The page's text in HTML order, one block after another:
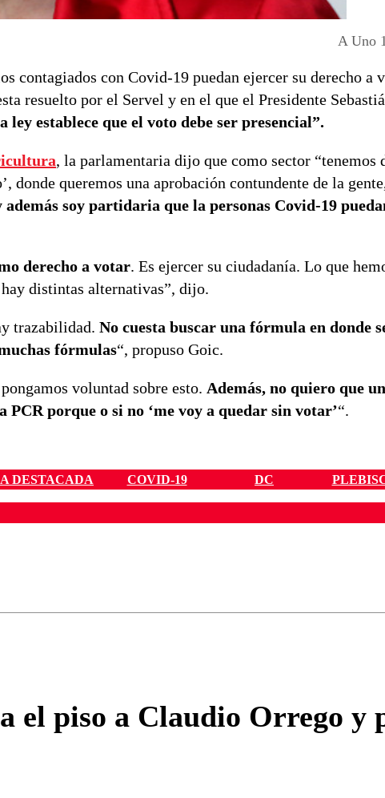
A Uno
contagiados con Covid-19 puedan ejercer su derecho a
resuelto por el Servel y en el que el Presidente
ley establece que el voto debe ser presencial”.
, la parlamentaria dijo que como sector “tenemos
donde queremos una aprobación contundente de la
además soy partidaria que la personas Covid-19
derecho a votar. Es ejercer su ciudadanía. Lo que
distintas alternativas”, dijo.
trazabilidad. No cuesta buscar una fórmula en donde
fórmulas“, propuso Goic.
voluntad sobre esto. Además, no quiero que
PCR porque o si no ‘me voy a quedar sin votar’“.
DESTACADA COVID-19 DC
el piso a Claudio Orrego y